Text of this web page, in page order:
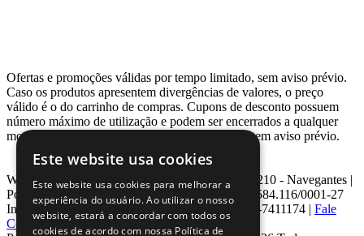
Ofertas e promoções válidas por tempo limitado, sem aviso prévio.
Caso os produtos apresentem divergências de valores, o preço
válido é o do carrinho de compras. Cupons de desconto possuem
número máximo de utilização e podem ser encerrados a qualquer
momento, de acordo com sua disponibilidade e sem aviso prévio.
Webcontinental LTDA | Travessa Venezuela, Nº 210 - Navegantes |
Porto Alegre - RS - CEP: 90.240-220 CNPJ: 08.584.116/0001-27
Inscrição Estadual: 0963171399 | Telefone: 0800-7411174 | Fale
Conosco|ouvidoria@webcontinental.com.br
Este website usa cookies
Este website usa cookies para melhorar a
experiência do usuário. Ao utilizar o nosso
website, estará a concordar com todos os
cookies de acordo com nossa Política de